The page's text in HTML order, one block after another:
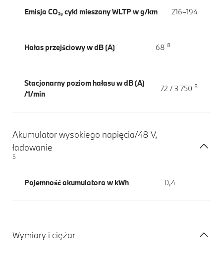
Emisja CO₂, cykl mieszany WLTP w g/km 216–194
Hałas przejściowy w dB (A) 68 8
Stacjonarny poziom hałasu w dB (A)
/1/min
72 / 3 750 8
Akumulator wysokiego napięcia/48 V,
ładowanie
5
Pojemność akumulatora w kWh 0,4
Wymiary i ciężar